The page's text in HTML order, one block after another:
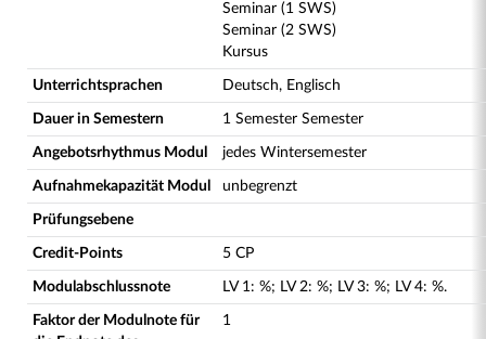
Seminar (1 SWS)
Seminar (2 SWS)
Kursus
Unterrichtsprachen Deutsch, Englisch
Dauer in Semestern 1 Semester Semester
Angebotsrhythmus Modul jedes Wintersemester
Aufnahmekapazität Modul unbegrenzt
Prüfungsebene
Credit-Points 5 CP
Modulabschlussnote LV 1: %; LV 2: %; LV 3: %; LV 4: %.
Faktor der Modulnote für
1